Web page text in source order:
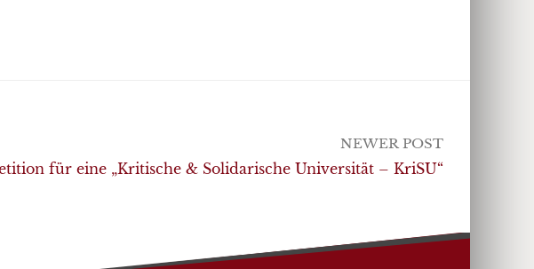
NEWER POST
für eine „Kritische & Solidarische Universität – KriSU“